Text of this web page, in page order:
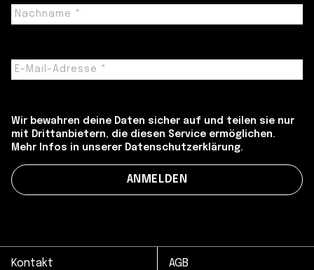
Wir bewahren deine Daten sicher auf und teilen sie nur
mit Drittanbietern, die diesen Service ermöglichen.
Mehr Infos in unserer Datenschutzerklärung.
Kontakt AGB